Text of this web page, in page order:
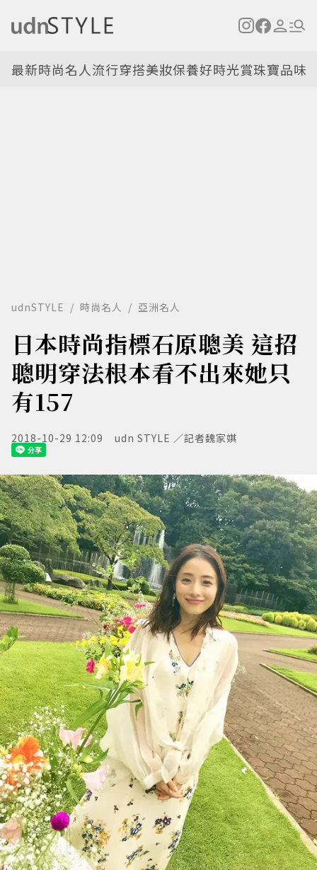
最新時尚名人流行穿搭美妝保養好時光賞珠寶品味
udnSTYLE 時尚名人 亞洲名人
日本時尚指標石原聰美 這招
聰明穿法根本看不出來她只
有157
2018-10-29 12:09 udn STYLE ／記者魏家娸